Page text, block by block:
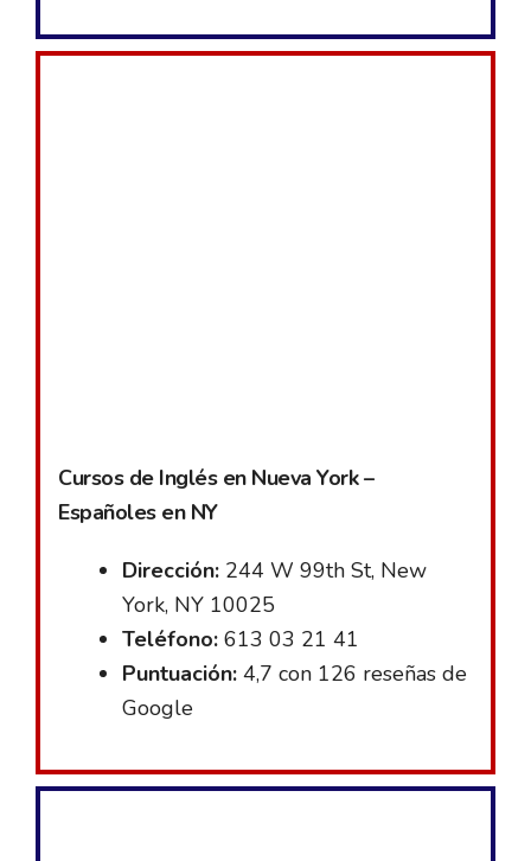
Cursos de Inglés en Nueva York –
Españoles en NY
Dirección: 244 W 99th St, New
York, NY 10025
Teléfono: 613 03 21 41
Puntuación: 4,7 con 126 reseñas de
Google